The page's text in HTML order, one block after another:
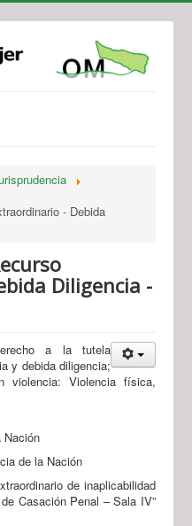
Contacto- Debida
Diligencia -
a la tutela
y debida diligencia;
violencia: Violencia física,
Nación
de la Nación
de inaplicabilidad
Casación Penal – Sala IV”